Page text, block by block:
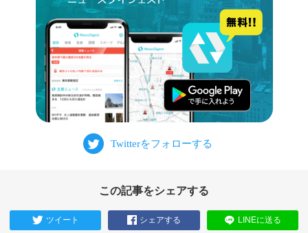
この記事をシェアする
ツイート シェアする LINEに送る